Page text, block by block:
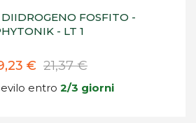
FOSFITO -
- LT 1
€ 21,37 €
entro 2/3 giorni